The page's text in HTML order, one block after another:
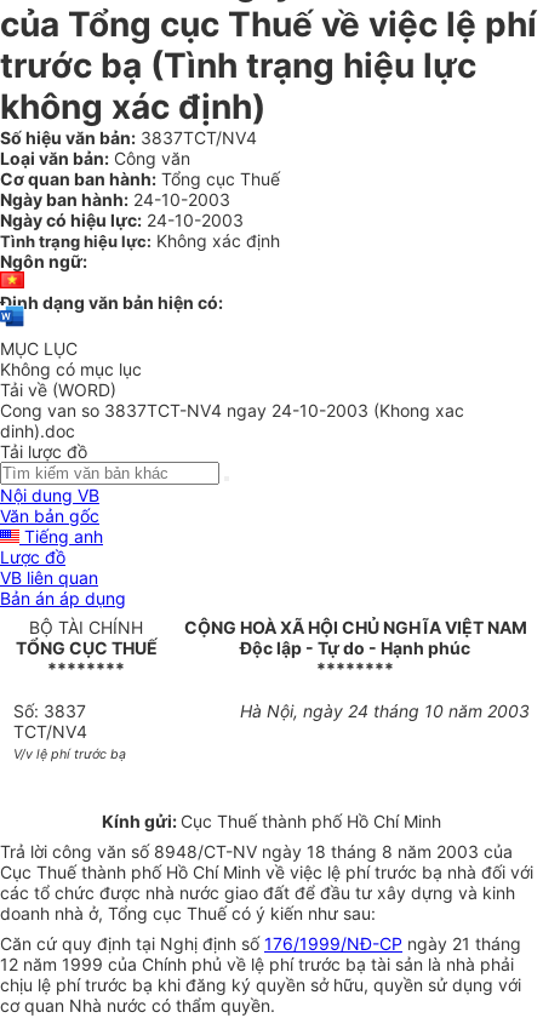
của Tổng cục Thuế về việc lệ phí
trước bạ (Tình trạng hiệu lực
không xác định)
Số hiệu văn bản: 3837TCT/NV4
Loại văn bản: Công văn
Cơ quan ban hành: Tổng cục Thuế
Ngày ban hành: 24-10-2003
Ngày có hiệu lực: 24-10-2003
Tình trạng hiệu lực: Không xác định
Ngôn ngữ:
Định dạng văn bản hiện có:
MỤC LỤC
Không có mục lục
Tải về (WORD)
Cong van so 3837TCT-NV4 ngay 24-10-2003 (Khong xac
dinh).doc
Tải lược đồ
Nội dung VB
Văn bản gốc
Tiếng anh
Lược đồ
VB liên quan
Bản án áp dụng
BỘ TÀI CHÍNH
TỔNG CỤC THUẾ
********
CỘNG HOÀ XÃ HỘI CHỦ NGHĨA VIỆT NAM
Độc lập - Tự do - Hạnh phúc
********
Số: 3837
TCT/NV4
V/v lệ phí trước bạ
Hà Nội, ngày 24 tháng 10 năm 2003
Kính gửi: Cục Thuế thành phố Hồ Chí Minh
Trả lời công văn số 8948/CT-NV ngày 18 tháng 8 năm 2003 của
Cục Thuế thành phố Hồ Chí Minh về việc lệ phí trước bạ nhà đối với
các tổ chức được nhà nước giao đất để đầu tư xây dựng và kinh
doanh nhà ở, Tổng cục Thuế có ý kiến như sau:
Căn cứ quy định tại Nghị định số176/1999/NĐ-CP ngày 21 tháng
12 năm 1999 của Chính phủ về lệ phí trước bạ tài sản là nhà phải
chịu lệ phí trước bạ khi đăng ký quyền sở hữu, quyền sử dụng với
cơ quan Nhà nước có thẩm quyền.